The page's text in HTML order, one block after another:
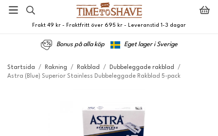
Frakt 49 kr - Fraktfritt över 695 kr - Leveranstid 1-3 dagar
Bonus på alla köp Eget lager i Sverige
Startsida / Rakning / Rakblad / Dubbeleggade rakblad
/
Astra (Blue) Superior Stainless Dubbeleggade Rakblad 5-pack